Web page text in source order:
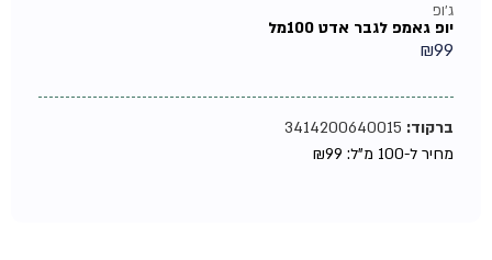
ג'ופ
יופ גאמפ לגבר אדט 100מל
₪99
ברקוד:3414200640015
מחיר ל-100 מ"ל:
₪99